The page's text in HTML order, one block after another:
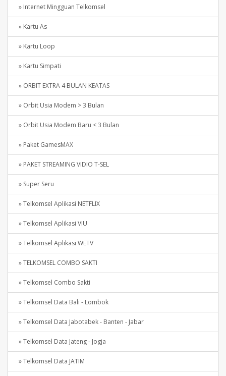
» Internet Mingguan Telkomsel
» Kartu As
» Kartu Loop
» Kartu Simpati
» ORBIT EXTRA 4 BULAN KEATAS
» Orbit Usia Modem > 3 Bulan
» Orbit Usia Modem Baru < 3 Bulan
» Paket GamesMAX
» PAKET STREAMING VIDIO T-SEL
» Super Seru
» Telkomsel Aplikasi NETFLIX
» Telkomsel Aplikasi VIU
» Telkomsel Aplikasi WETV
» TELKOMSEL COMBO SAKTI
» Telkomsel Combo Sakti
» Telkomsel Data Bali - Lombok
» Telkomsel Data Jabotabek - Banten - Jabar
» Telkomsel Data Jateng - Jogja
» Telkomsel Data JATIM